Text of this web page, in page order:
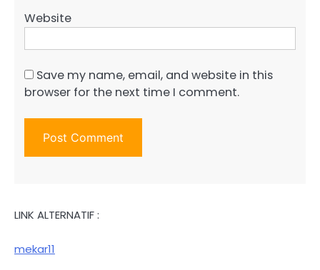
Website
Save my name, email, and website in this
browser for the next time I comment.
LINK ALTERNATIF :
mekar11